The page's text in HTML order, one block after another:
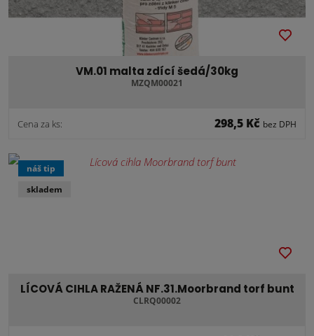
VM.01 malta zdící šedá/30kg
MZQM00021
Cena za ks: 298,5 Kč bez DPH
LÍCOVÁ CIHLA RAŽENÁ NF.31.Moorbrand torf bunt
CLRQ00002
náš tip
skladem